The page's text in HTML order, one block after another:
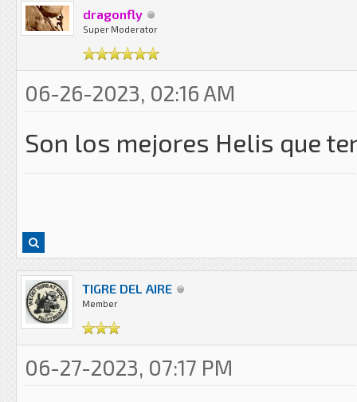
dragonfly
Super Moderator
06-26-2023, 02:16 AM
Son los mejores Helis que
TIGRE DEL AIRE
Member
06-27-2023, 07:17 PM